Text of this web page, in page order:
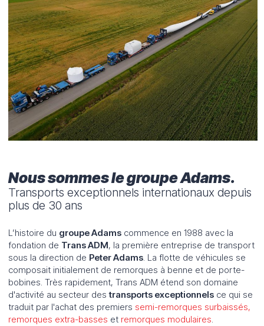
Transports exceptionnels internationaux depuis
plus de 30 ans
Nous sommes le groupe Adams.
L’histoire du groupe Adamscommence en 1988 avec la
fondation de Trans ADM, la première entreprise de transport
sous la direction de Peter Adams. La flotte de véhicules se
composait initialement de remorques à benne et de porte-
bobines. Très rapidement, Trans ADM étend son domaine
d'activité au secteur destransports exceptionnelsce qui se
traduit par l'achat des premiers semi-remorques surbaissés,
remorques extra-basses et remorques modulaires.